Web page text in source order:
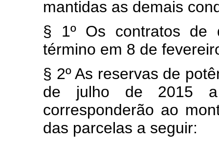
mantidas as demais
§ 1º Os contratos
término em 8 de
§ 2º As reservas de
de julho de 2015
corresponderão ao
das parcelas a seguir: